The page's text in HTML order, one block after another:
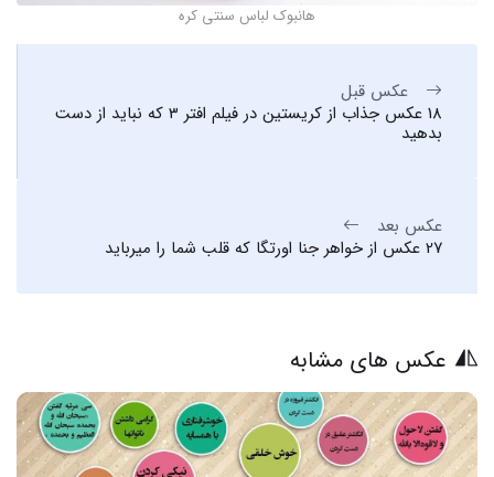
هانبوک لباس سنتی کره‌
عکس قبل
18 عکس جذاب از کریستین در فیلم افتر ۳ که نباید از دست
بدهید
عکس بعد
27 عکس از خواهر جنا اورتگا که قلب شما را میرباید
عکس های مشابه